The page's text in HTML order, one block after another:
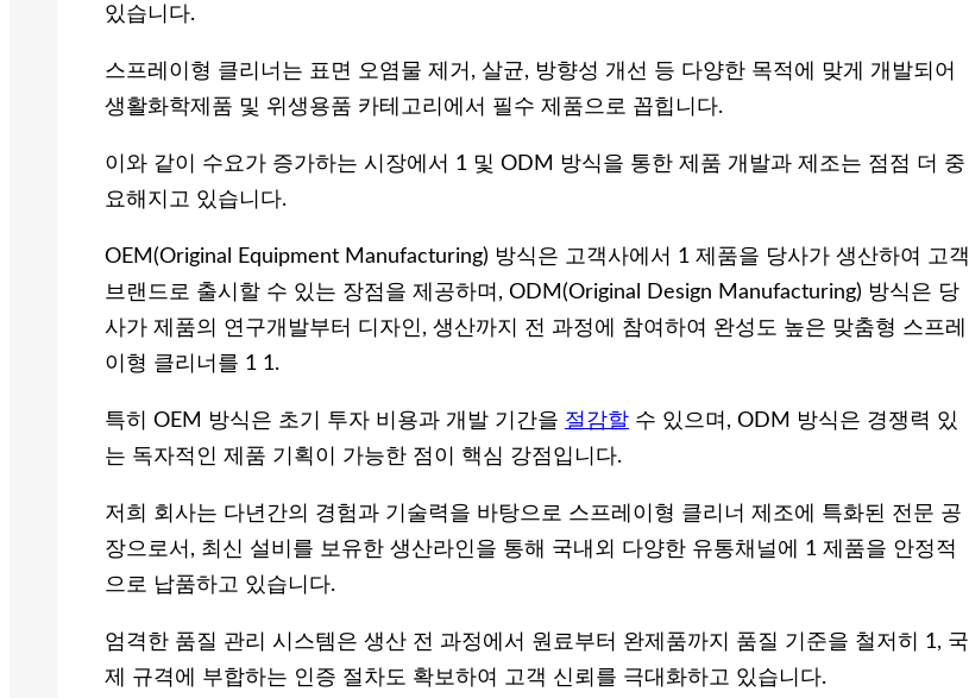
있습니다.
스프레이형 클리너는 표면 오염물 제거, 살균, 방향성 개선 등 다양한 목적에 맞게 개발되어
생활화학제품 및 위생용품 카테고리에서 필수 제품으로 꼽힙니다.
이와 같이 수요가 증가하는 시장에서 1 및 ODM 방식을 통한 제품 개발과 제조는 점점 더 중
요해지고 있습니다.
OEM(Original Equipment Manufacturing) 방식은 고객사에서 1 제품을 당사가 생산하여 고객
브랜드로 출시할 수 있는 장점을 제공하며, ODM(Original Design Manufacturing) 방식은 당
사가 제품의 연구개발부터 디자인, 생산까지 전 과정에 참여하여 완성도 높은 맞춤형 스프레
이형 클리너를 1 1.
특히 OEM 방식은 초기 투자 비용과 개발 기간을 절감할 수 있으며, ODM 방식은 경쟁력 있
는 독자적인 제품 기획이 가능한 점이 핵심 강점입니다.
저희 회사는 다년간의 경험과 기술력을 바탕으로 스프레이형 클리너 제조에 특화된 전문 공
장으로서, 최신 설비를 보유한 생산라인을 통해 국내외 다양한 유통채널에 1 제품을 안정적
으로 납품하고 있습니다.
엄격한 품질 관리 시스템은 생산 전 과정에서 원료부터 완제품까지 품질 기준을 철저히 1, 국
제 규격에 부합하는 인증 절차도 확보하여 고객 신뢰를 극대화하고 있습니다.